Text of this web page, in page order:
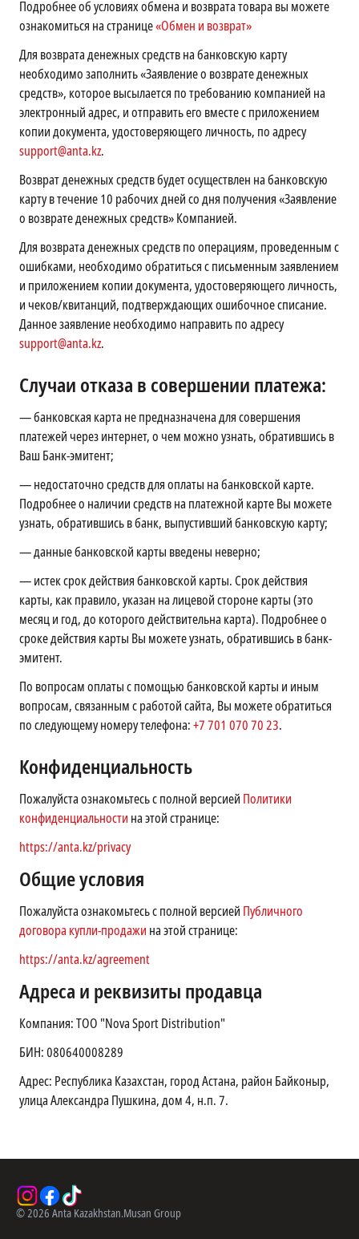
Подробнее об условиях обмена и возврата товара вы можете
ознакомиться на странице«Обмен и возврат»
Для возврата денежных средств на банковскую карту
необходимо заполнить «Заявление о возврате денежных
средств», которое высылается по требованию компанией на
электронный адрес, и отправить его вместе с приложением
копии документа, удостоверяющего личность, по адресу
support@anta.kz.
Возврат денежных средств будет осуществлен на банковскую
карту в течение 10 рабочих дней со дня получения «Заявление
о возврате денежных средств» Компанией.
Для возврата денежных средств по операциям, проведенным с
ошибками, необходимо обратиться с письменным заявлением
и приложением копии документа, удостоверяющего личность,
и чеков/квитанций, подтверждающих ошибочное списание.
Данное заявление необходимо направить по адресу
support@anta.kz.
Случаи отказа в совершении платежа:
—банковская карта не предназначена для совершения
платежей через интернет, о чем можно узнать, обратившись в
Ваш Банк-эмитент;
—недостаточно средств для оплаты на банковской карте.
Подробнее о наличии средств на платежной карте Вы можете
узнать, обратившись в банк, выпустивший банковскую карту;
—данные банковской карты введены неверно;
—истек срок действия банковской карты. Срок действия
карты, как правило, указан на лицевой стороне карты (это
месяц и год, до которого действительна карта). Подробнее о
сроке действия карты Вы можете узнать, обратившись в банк-
эмитент.
По вопросам оплаты с помощью банковской карты и иным
вопросам, связанным с работой сайта, Вы можете обратиться
по следующему номеру телефона:+7 701 070 70 23.
Конфиденциальность
Пожалуйста ознакомьтесь с полной версией Политики
конфиденциальности на этой странице:
https://anta.kz/privacy
Общие условия
Пожалуйста ознакомьтесь с полной версией Публичного
договора купли-продажи на этой странице:
https://anta.kz/agreement
Адреса и реквизиты продавца
Компания: ТОО "Nova Sport Distribution"
БИН: 080640008289
Адрес: Республика Казахстан, город Астана, район Байконыр,
улица Александра Пушкина, дом 4, н.п. 7.
©2026 Anta Kazakhstan.Musan Group